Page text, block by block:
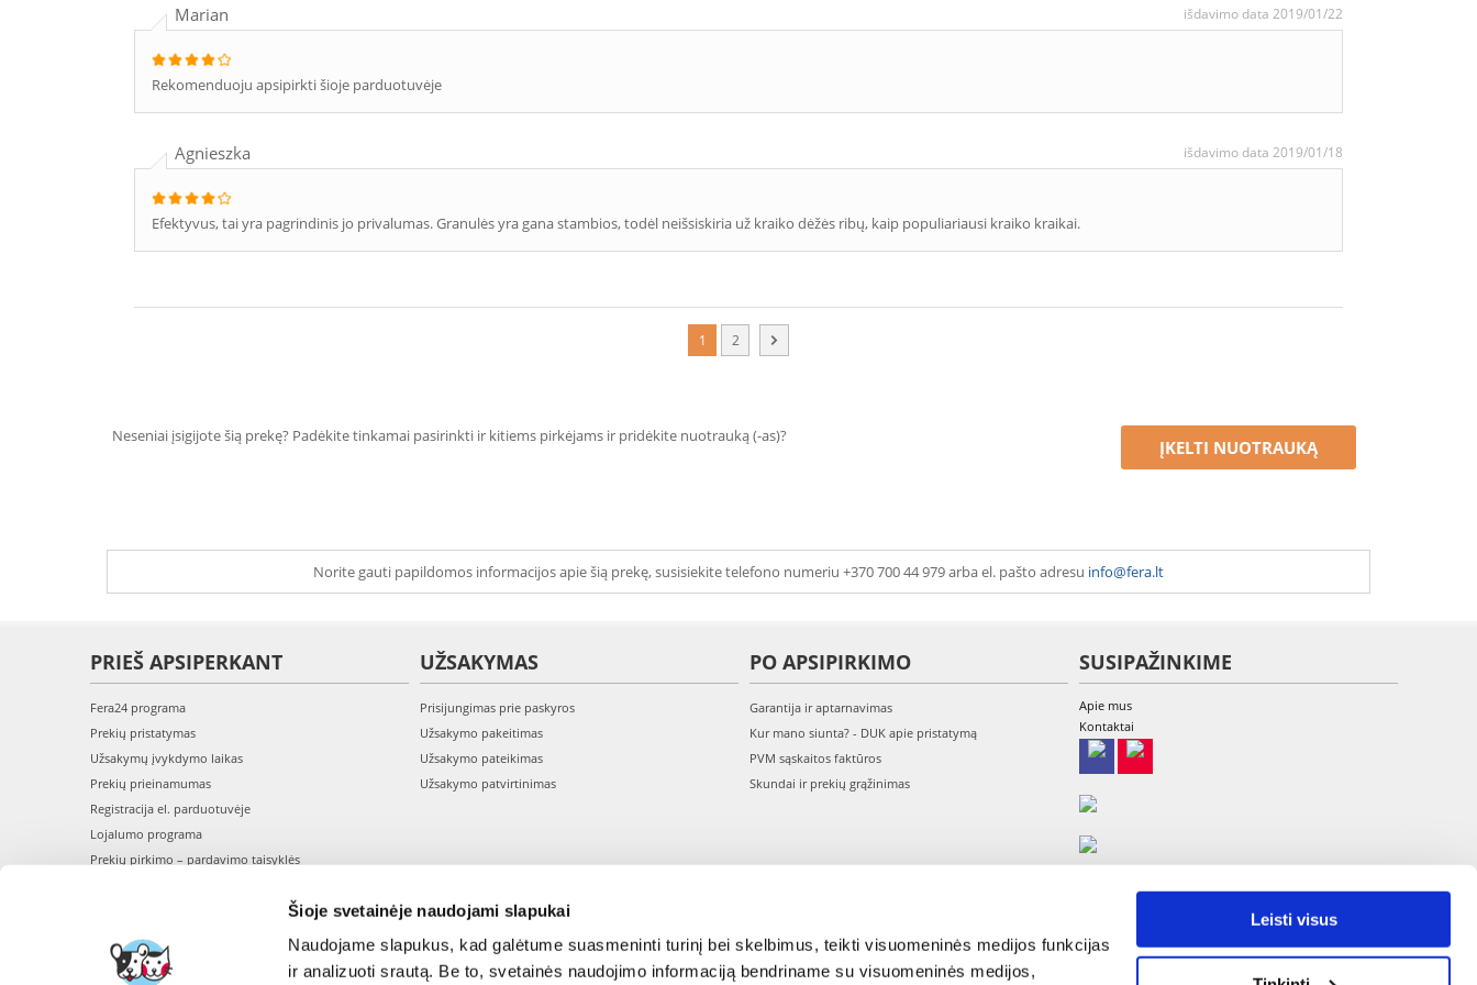
Šioje svetainėje naudojami slapukai
Naudojame slapukus, kad galėtume suasmeninti turinį bei skelbimus, teikti visuomeninės medijos funkcijas
ir analizuoti srautą. Be to, svetainės naudojimo informaciją bendriname su visuomeninės medijos,
Leisti visus
Marian išdavimo data 2019/01/22
Rekomenduoju apsipirkti šioje parduotuvėje
Agnieszka išdavimo data 2019/01/18
Efektyvus, tai yra pagrindinis jo privalumas. Granulės yra gana stambios, todėl neišsiskiria už kraiko dėžės ribų, kaip populiariausi kraiko kraikai.
1 2
Neseniai įsigijote šią prekę? Padėkite tinkamai pasirinkti ir kitiems pirkėjams ir pridėkite nuotrauką (-as)?
ĮKELTI NUOTRAUKĄ
Norite gauti papildomos informacijos apie šią prekę, susisiekite telefono numeriu +370 700 44 979 arba el. pašto adresu info@fera.lt
PRIEŠ APSIPERKANT
Fera24 programa
Prekių pristatymas
Užsakymų įvykdymo laikas
Prekių prieinamumas
Registracija el. parduotuvėje
Lojalumo programa
Prekių pirkimo – pardavimo taisyklės
UŽSAKYMAS
Prisijungimas prie paskyros
Užsakymo pakeitimas
Užsakymo pateikimas
Užsakymo patvirtinimas
PO APSIPIRKIMO
Garantija ir aptarnavimas
Kur mano siunta? - DUK apie pristatymą
PVM sąskaitos faktūros
Skundai ir prekių grąžinimas
SUSIPAŽINKIME
Apie mus
Kontaktai